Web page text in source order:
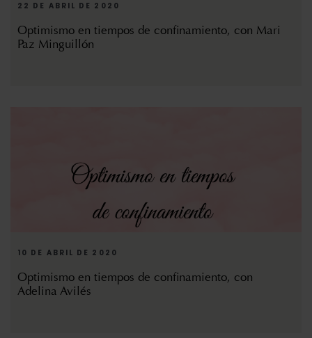
22 DE ABRIL DE 2020
Optimismo en tiempos de confinamiento, con Mari
Paz Minguillón
10 DE ABRIL DE 2020
Optimismo en tiempos de confinamiento, con
Adelina Avilés